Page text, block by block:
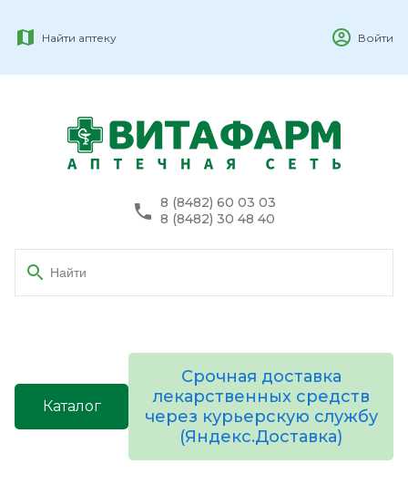
Найти аптеку Войти
8 (8482) 60 03 03
8 (8482) 30 48 40
Каталог
Срочная доставка
лекарственных средств
через курьерскую службу
(Яндекс.Доставка)